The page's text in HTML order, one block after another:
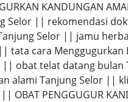
KANDUNGAN
Selor || rekomendasi
Selor || jamu
tata cara
|| obat telat datang
alami Tanjung Selor ||
OBAT PENGGUGUR